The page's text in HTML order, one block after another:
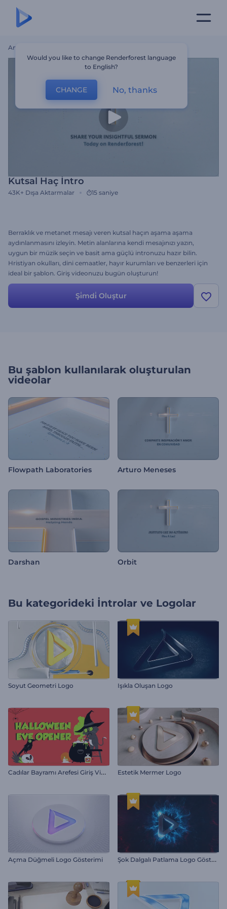
Ana Sayfa
Kutsal Haç İntro
43K+ Dışa Aktarmalar 15 saniye
Berraklık ve metanet mesajı veren kutsal haçın aşama aşama
aydınlanmasını izleyin. Metin alanlarına kendi mesajınızı yazın,
uygun bir müzik seçin ve basit ama güçlü intronuzu hazır bilin.
Hristiyan okulları, dini cemaatler, hayır kurumları ve benzerleri için
ideal bir şablon. Giriş videonuzu bugün oluşturun!
Şi̇mdi̇ Oluştur
Bu şablon kullanılarak oluşturulan
videolar
Flowpath Laboratories Arturo Meneses
Darshan Orbit
Bu kategorideki İntrolar ve Logolar
Soyut Geometri Logo Işıkla Oluşan Logo
C
adılar Bayramı Arefesi Giriş Videosu Estetik Mermer Logo
Açma Düğmeli Logo Gösterimi Ş
ok Dalgalı Patlama Logo Gösterimi
Would you like to change Renderforest language
to English?
CHANGE No, thanks